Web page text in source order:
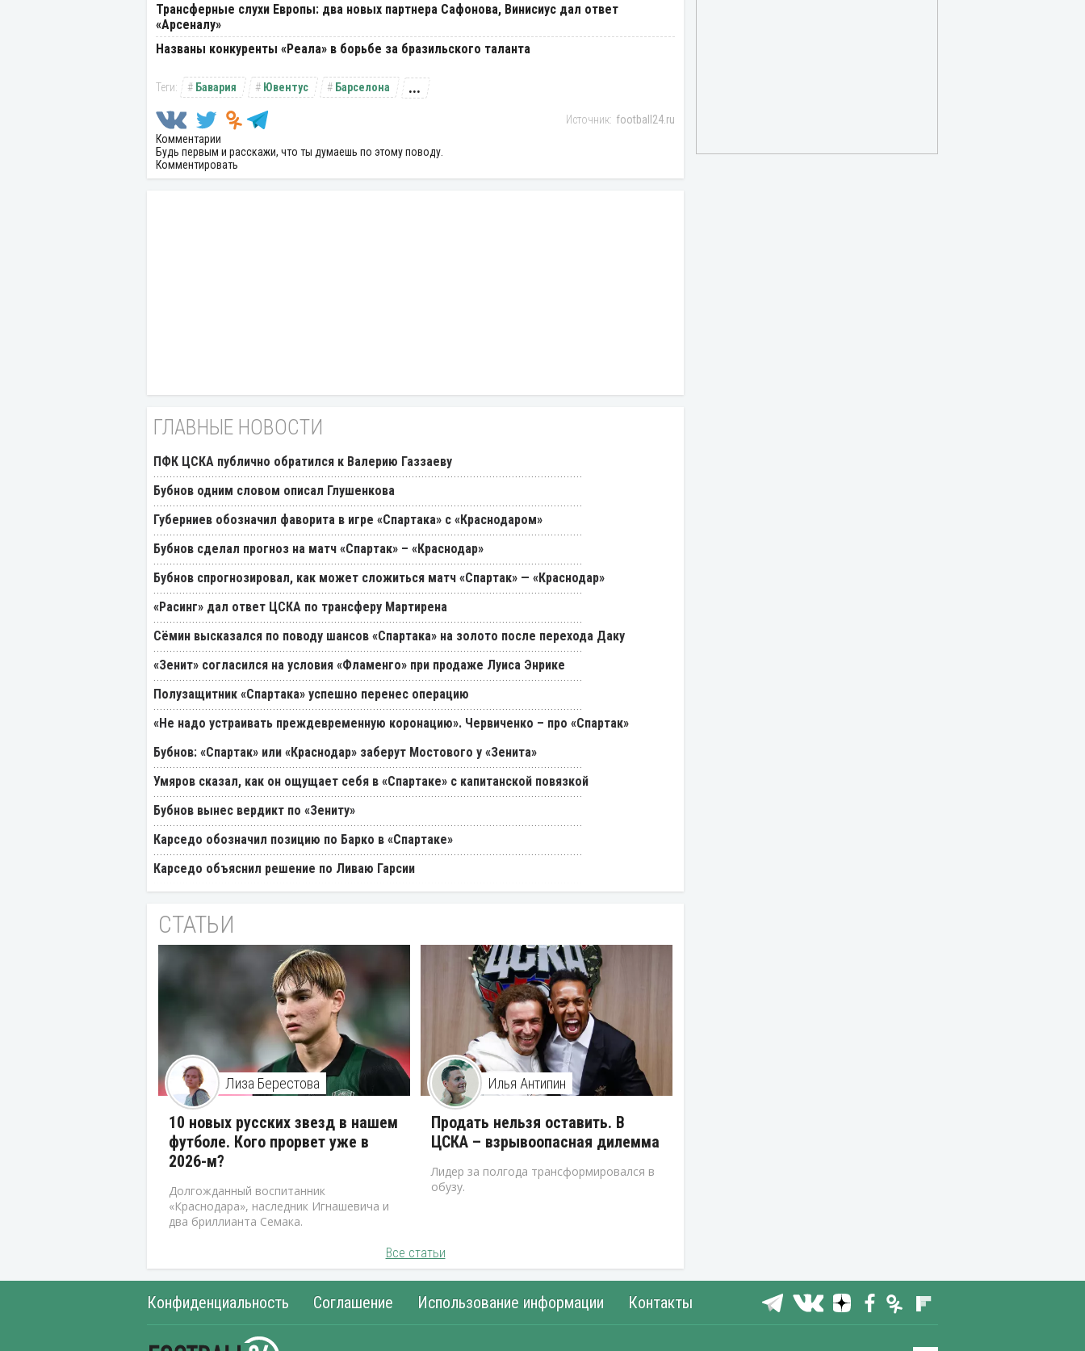
Трансферные слухи Европы: два новых партнера Сафонова, Винисиус дал ответ
«Арсеналу»
Названы конкуренты «Реала» в борьбе за бразильского таланта
Бавария Ювентус Барселона ...
football24.ru
Комментарии
Будь первым и расскажи, что ты думаешь по этому поводу.
Комментировать
ГЛАВНЫЕ НОВОСТИ
ПФК ЦСКА публично обратился к Валерию Газзаеву
Бубнов одним словом описал Глушенкова
Губерниев обозначил фаворита в игре «Спартака» с «Краснодаром»
Бубнов сделал прогноз на матч «Спартак» – «Краснодар»
Бубнов спрогнозировал, как может сложиться матч «Спартак» — «Краснодар»
«Расинг» дал ответ ЦСКА по трансферу Мартирена
Cёмин высказался по поводу шансов «Спартака» на золото после перехода Даку
«Зенит» согласился на условия «Фламенго» при продаже Луиса Энрике
Полузащитник «Спартака» успешно перенес операцию
«Не надо устраивать преждевременную коронацию». Червиченко – про «Спартак»
Бубнов: «Спартак» или «Краснодар» заберут Мостового у «Зенита»
Умяров сказал, как он ощущает себя в «Спартаке» с капитанской повязкой
Бубнов вынес вердикт по «Зениту»
Карседо обозначил позицию по Барко в «Спартаке»
Карседо объяснил решение по Ливаю Гарсии
СТАТЬИ
Лиза Берестова
10 новых русских звезд в нашем
футболе. Кого прорвет уже в
2026-м?
Долгожданный воспитанник
«Краснодара», наследник Игнашевича и
два бриллианта Семака.
Илья Антипин
Продать нельзя оставить. В
ЦСКА – взрывоопасная дилемма
Лидер за полгода трансформировался в
обузу.
Все статьи
Конфиденциальность Соглашение Использование информации Контакты